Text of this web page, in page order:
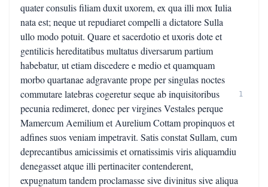
quater consulis filiam duxit uxorem, ex qua illi mox Iulia
nata est; neque ut repudiaret compelli a dictatore Sulla
ullo modo potuit. Quare et sacerdotio et uxoris dote et
gentilicis hereditatibus multatus diversarum partium
habebatur, ut etiam discedere e medio et quamquam
morbo quartanae adgravante prope per singulas noctes
commutare latebras cogeretur seque ab inquisitoribus
pecunia redimeret, donec per virgines Vestales perque
Mamercum Aemilium et Aurelium Cottam propinquos et
adfines suos veniam impetravit. Satis constat Sullam, cum
deprecantibus amicissimis et ornatissimis viris aliquamdiu
denegasset atque illi pertinaciter contenderent,
expugnatum tandem proclamasse sive divinitus sive aliqua
1